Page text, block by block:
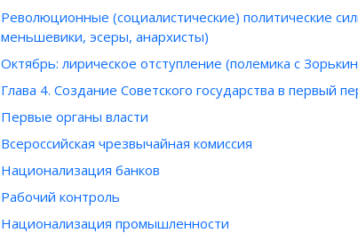
Революционные (социалистические) политические
меньшевики, эсеры, анархисты)
Октябрь: лирическое отступление (полемика с
Глава 4. Создание Советского государства в первый
Первые органы власти
Всероссийская чрезвычайная комиссия
Национализация банков
Рабочий контроль
Национализация промышленности